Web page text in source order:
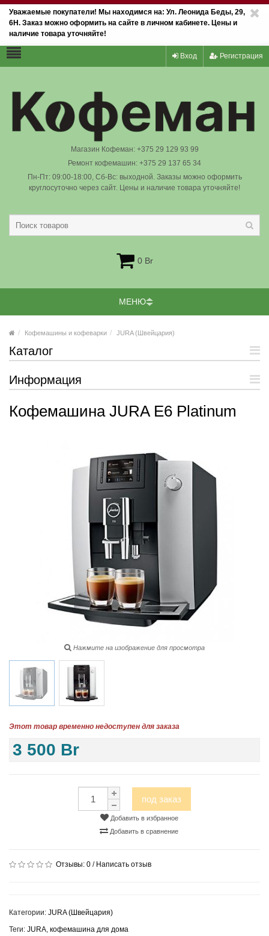
Уважаемые покупатели! Мы находимся на: Ул. Леонида Беды, 29,
6Н. Заказ можно оформить на сайте в личном кабинете. Цены и
наличие товара уточняйте!
Вход Регистрация
Магазин Кофеман: +375 29 129 93 99
Ремонт кофемашин: +375 29 137 65 34
Пн-Пт: 09:00-18:00, Сб-Вс: выходной. Заказы можно оформить
круглосуточно через сайт. Цены и наличие товара уточняйте!
0 Br
МЕНЮ
Кофемашины и кофеварки JURA (Швейцария)
Каталог
Информация
Кофемашина JURA E6 Platinum
Нажмите на изображение для просмотра
Этот товар временно недоступен для заказа
3 500 Br
под заказ
Добавить в избранное
Добавить в сравнение
Отзывы: 0 / Написать отзыв
Категории: JURA (Швейцария)
Теги: JURA, кофемашина для дома